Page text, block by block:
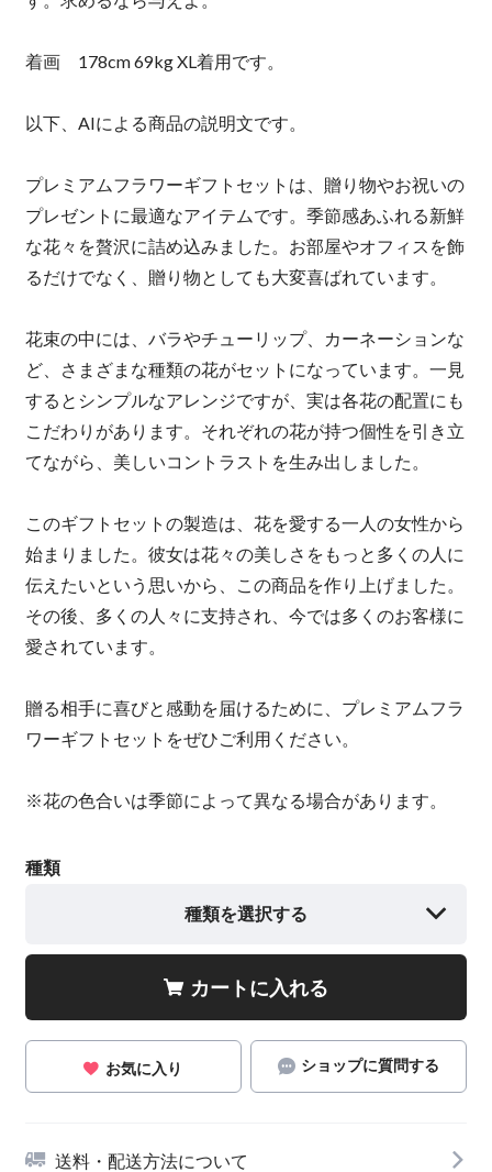
着画 178cm 69kg XL着用です。
以下、AIによる商品の説明文です。
プレミアムフラワーギフトセットは、贈り物やお祝いの
プレゼントに最適なアイテムです。季節感あふれる新鮮
な花々を贅沢に詰め込みました。お部屋やオフィスを飾
るだけでなく、贈り物としても大変喜ばれています。
花束の中には、バラやチューリップ、カーネーションな
ど、さまざまな種類の花がセットになっています。一見
するとシンプルなアレンジですが、実は各花の配置にも
こだわりがあります。それぞれの花が持つ個性を引き立
てながら、美しいコントラストを生み出しました。
このギフトセットの製造は、花を愛する一人の女性から
始まりました。彼女は花々の美しさをもっと多くの人に
伝えたいという思いから、この商品を作り上げました。
その後、多くの人々に支持され、今では多くのお客様に
愛されています。
贈る相手に喜びと感動を届けるために、プレミアムフラ
ワーギフトセットをぜひご利用ください。
※花の色合いは季節によって異なる場合があります。
種類
種類を選択する
カートに入れる
お気に入り ショップに質問する
送料・配送方法について